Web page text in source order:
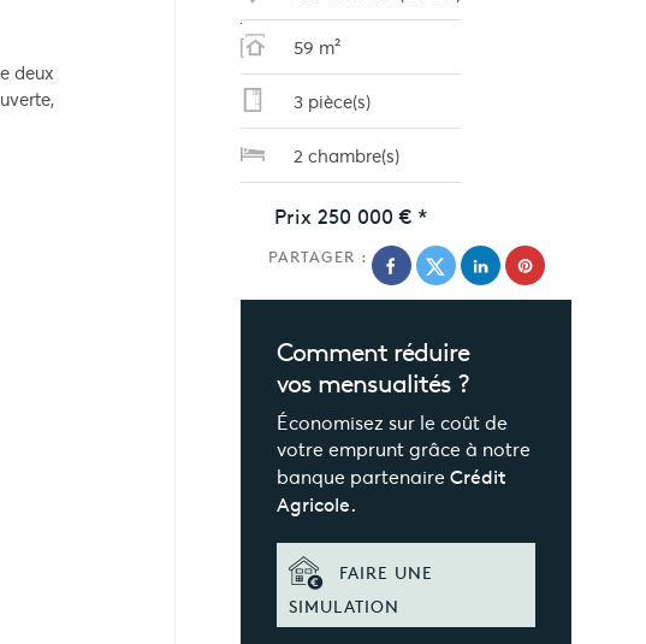
deux
59 m²
3 pièce(s)
2 chambre(s)
Prix 250 000 € *
PARTAGER :
Comment réduire
vos mensualités ?
Économisez sur le coût de
votre emprunt grâce à notre
banque partenaireCrédit
Agricole.
FAIRE UNE
SIMULATION